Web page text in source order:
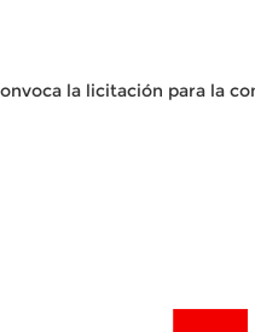
la licitación para la